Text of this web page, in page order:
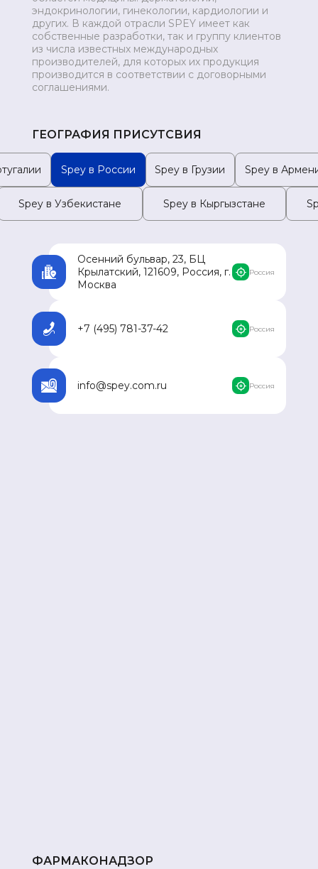
МОНГОЛИЯ
эндокринологии, гинекологии, кардиологии и
других. В каждой отрасли SPEY имеет как
собственные разработки, так и группу клиентов
из числа известных международных
производителей, для которых их продукция
производится в соответствии с договорными
соглашениями.
ГЕОГРАФИЯ ПРИСУТСВИЯ
Spey в России Spey в Грузии Spey в
Spey в Узбекистане Spey в Кыргызстане
Осенний бульвар, 23, БЦ
Крылатский, 121609, Россия, г.
Москва
Россия
+7 (495) 781-37-42 Россия
info@spey.com.ru Россия
ФАРМАКОНАДЗОР